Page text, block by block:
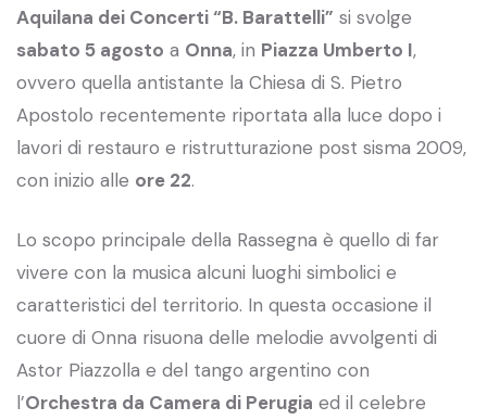
Aquilana dei Concerti “B. Barattelli” si svolge
sabato 5 agosto a Onna, in Piazza Umberto I,
ovvero quella antistante la Chiesa di S. Pietro
Apostolo recentemente riportata alla luce dopo i
lavori di restauro e ristrutturazione post sisma 2009,
con inizio alle ore 22.
Lo scopo principale della Rassegna è quello di far
vivere con la musica alcuni luoghi simbolici e
caratteristici del territorio. In questa occasione il
cuore di Onna risuona delle melodie avvolgenti di
Astor Piazzolla e del tango argentino con
l’Orchestra da Camera di Perugia ed il celebre